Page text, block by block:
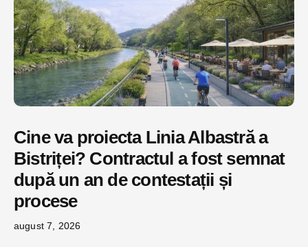
Cine va proiecta Linia Albastră a
Bistriței? Contractul a fost semnat
după un an de contestații și
procese
august 7, 2026